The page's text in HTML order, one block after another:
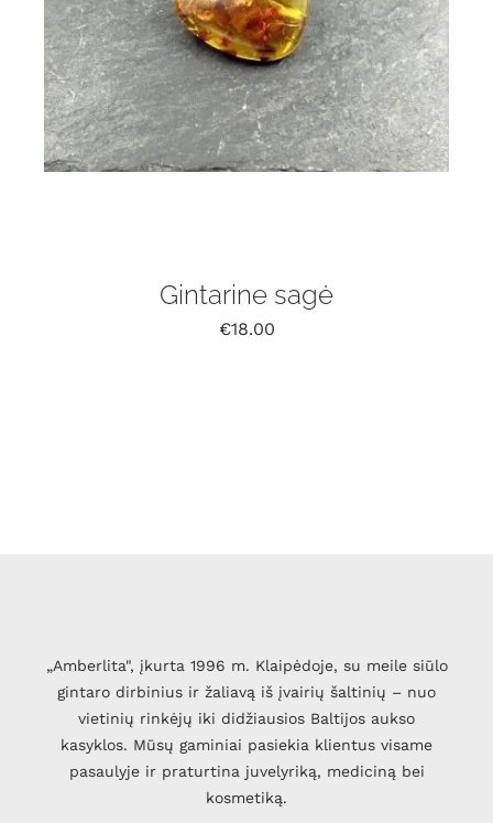
Gintarine sagė
€18.00
„Amberlita", įkurta 1996 m. Klaipėdoje, su meile siūlo
gintaro dirbinius ir žaliavą iš įvairių šaltinių – nuo
vietinių rinkėjų iki didžiausios Baltijos aukso
kasyklos. Mūsų gaminiai pasiekia klientus visame
pasaulyje ir praturtina juvelyriką, mediciną bei
kosmetiką.